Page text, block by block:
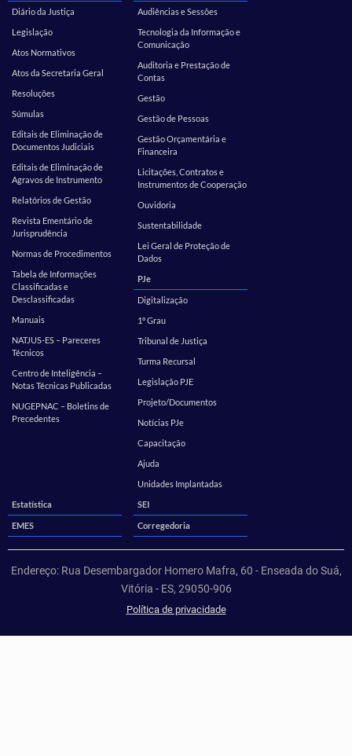
Diário da Justiça
Legislação
Atos Normativos
Atos da Secretaria Geral
Resoluções
Súmulas
Editais de Eliminação de
Documentos Judiciais
Editais de Eliminação de
Agravos de Instrumento
Relatórios de Gestão
Revista Ementário de
Jurisprudência
Normas de Procedimentos
Tabela de Informações
Classificadas e
Desclassificadas
Manuais
NATJUS-ES – Pareceres
Técnicos
Centro de Inteligência –
Notas Técnicas Publicadas
NUGEPNAC – Boletins de
Precedentes
Audiências e Sessões
Tecnologia da Informação e
Comunicação
Auditoria e Prestação de
Contas
Gestão
Gestão de Pessoas
Gestão Orçamentária e
Financeira
Licitações, Contratos e
Instrumentos de Cooperação
Ouvidoria
Sustentabilidade
Lei Geral de Proteção de
Dados
PJe
Digitalização
1º Grau
Tribunal de Justiça
Turma Recursal
Legislação PJE
Projeto/Documentos
Notícias PJe
Capacitação
Ajuda
Unidades Implantadas
Estatística
SEI
EMES Corregedoria
Endereço: Rua Desembargador Homero Mafra, 60 - Enseada do Suá,
Vitória - ES, 29050-906
Política de privacidade